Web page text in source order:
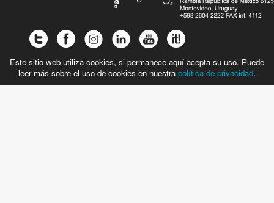
Este sitio web utiliza cookies, si permanece aquí acepta su uso. Puede
leer más sobre el uso de cookies en nuestra política de privacidad.